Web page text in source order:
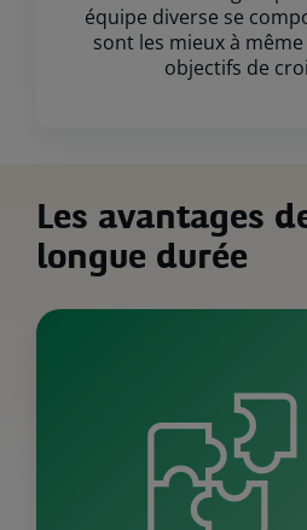
équipe diverse se
sont les mieux à
objectifs de
Les avantages
longue durée